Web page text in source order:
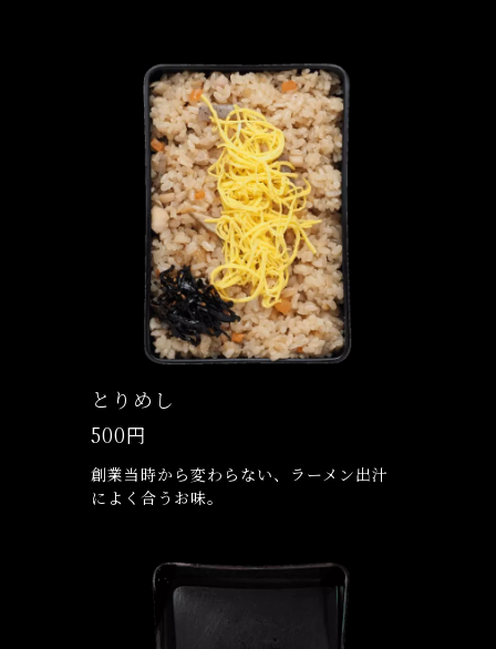
とりめし
500円
創業当時から変わらない、ラーメン出汁
によく合うお味。